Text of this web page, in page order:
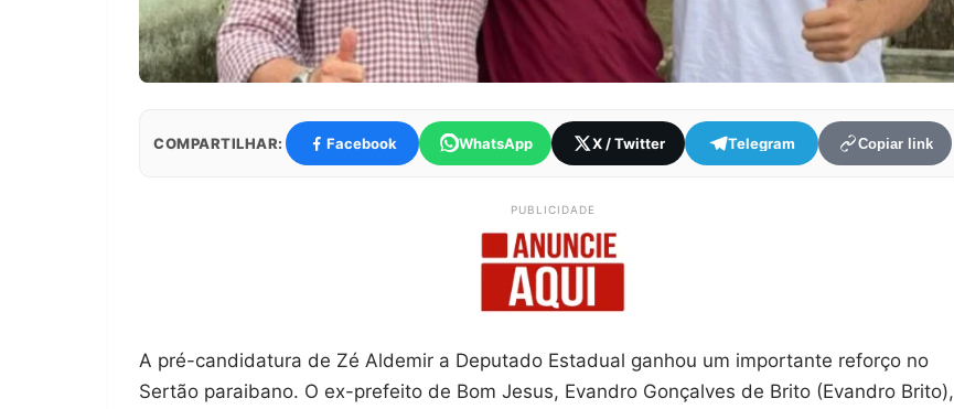
COMPARTILHAR: Facebook WhatsApp X / Twitter Telegram Copiar link
PUBLICIDADE
A pré-candidatura de Zé Aldemir a Deputado Estadual ganhou um importante reforço no
Sertão paraibano. O ex-prefeito de Bom Jesus, Evandro Gonçalves de Brito (Evandro Brito),